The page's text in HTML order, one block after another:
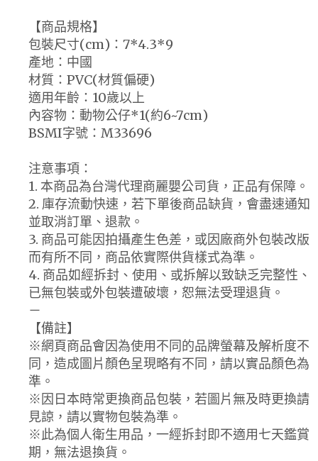
【商品規格】
包裝尺寸(cm)：7*4.3*9
產地：中國
材質：PVC(材質偏硬)
適用年齡：10歲以上
內容物：動物公仔*1(約6~7cm)
BSMI字號：M33696
注意事項：
1. 本商品為台灣代理商麗嬰公司貨，正品有保障。
2. 庫存流動快速，若下單後商品缺貨，會盡速通知
並取消訂單、退款。
3. 商品可能因拍攝產生色差，或因廠商外包裝改版
而有所不同，商品依實際供貨樣式為準。
4. 商品如經拆封、使用、或拆解以致缺乏完整性、
已無包裝或外包裝遭破壞，恕無法受理退貨。
－
【備註】
※網頁商品會因為使用不同的品牌螢幕及解析度不
同，造成圖片顏色呈現略有不同，請以實品顏色為
準。
※因日本時常更換商品包裝，若圖片無及時更換請
見諒，請以實物包裝為準。
※此為個人衛生用品，一經拆封即不適用七天鑑賞
期，無法退換貨。